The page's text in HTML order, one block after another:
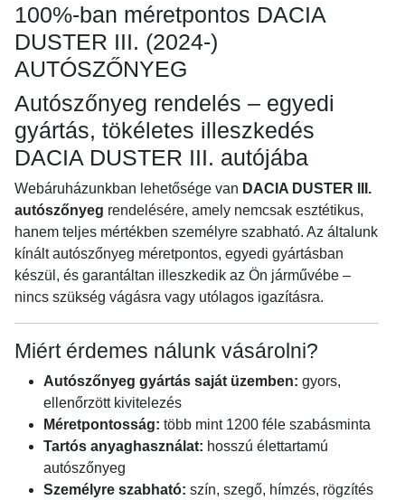
100%-ban méretpontos DACIA
DUSTER III. (2024-)
AUTÓSZŐNYEG
Autószőnyeg rendelés – egyedi
gyártás, tökéletes illeszkedés
DACIA DUSTER III. autójába
Webáruházunkban lehetősége van DACIA DUSTER III.
autószőnyeg rendelésére, amely nemcsak esztétikus,
hanem teljes mértékben személyre szabható. Az általunk
kínált autószőnyeg méretpontos, egyedi gyártásban
készül, és garantáltan illeszkedik az Ön járművébe –
nincs szükség vágásra vagy utólagos igazításra.
Miért érdemes nálunk vásárolni?
Autószőnyeg gyártás saját üzemben: gyors,
ellenőrzött kivitelezés
Méretpontosság: több mint 1200 féle szabásminta
Tartós anyaghasználat: hosszú élettartamú
autószőnyeg
Személyre szabható: szín, szegő, hímzés, rögzítés